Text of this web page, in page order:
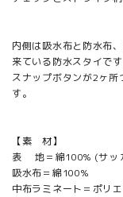
内側は吸水布と防水布
来ている防水スタイです
スナップボタンが2ヶ
す。
【素 材】
表 地＝綿100% (サッ
吸水布＝綿100%
中布ラミネート＝ポリ